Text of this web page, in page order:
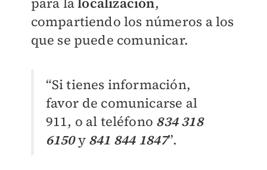
compartiendo los números a los
que se puede comunicar.
“Si tienes información,
favor de comunicarse al
911, o al teléfono 834 318
6150y841 844 1847”.